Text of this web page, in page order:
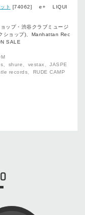
ト [74062] e+ LIQUI
ップ・渋谷クラブミュージ
ショップ)、Manhattan Rec
SALE
、shure、vestax、JASPE
records、RUDE CAMP